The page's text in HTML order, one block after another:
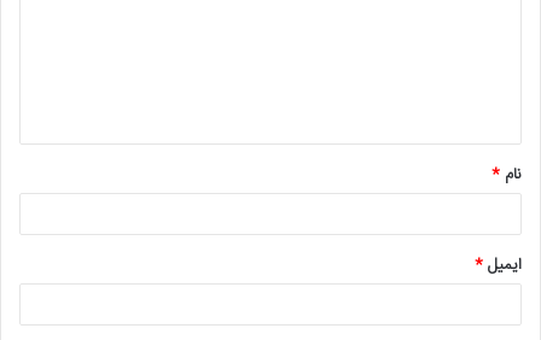
*
نام *
ایمیل*